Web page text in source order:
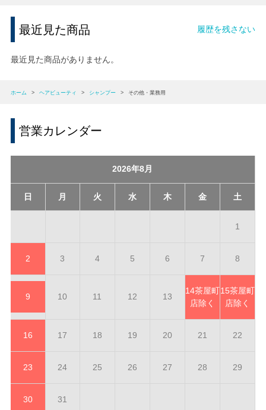
最近見た商品 履歴を残さない
最近見た商品がありません。
ホーム > ヘアビューティ > シャンプー > その他・業務用
営業カレンダー
2026年8月
日 月 火 水 木 金 土
1
2 3 4 5 6 7 8
9 10 11 12 13
14茶屋町
店除く
15茶屋町
店除く
16 17 18 19 20 21 22
23 24 25 26 27 28 29
30 31